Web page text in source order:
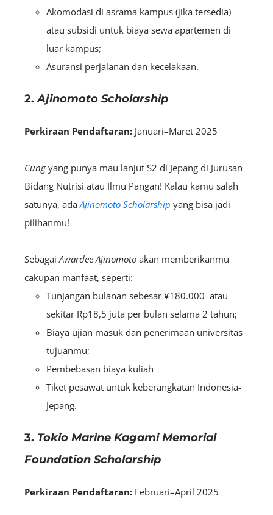
Akomodasi di asrama kampus (jika tersedia)
atau subsidi untuk biaya sewa apartemen di
luar kampus;
Asuransi perjalanan dan kecelakaan.
2.Ajinomoto Scholarship
Perkiraan Pendaftaran: Januari–Maret 2025
Cungyang punya mau lanjut S2 di Jepang di Jurusan
Bidang Nutrisi atau Ilmu Pangan! Kalau kamu salah
satunya, ada Ajinomoto Scholarship yang bisa jadi
pilihanmu!
Sebagai Awardee Ajinomoto akan memberikanmu
cakupan manfaat, seperti:
Tunjangan bulanan sebesar ¥180.000 atau
sekitar Rp18,5 juta per bulan selama 2 tahun;
Biaya ujian masuk dan penerimaan universitas
tujuanmu;
Pembebasan biaya kuliah
Tiket pesawat untuk keberangkatan Indonesia-
Jepang.
3. Tokio Marine Kagami Memorial
Foundation Scholarship
Perkiraan Pendaftaran: Februari–April 2025